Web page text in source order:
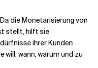
Da die Monetarisierung von
stellt, hilft sie
ihrer Kunden
will, wann, warum und zu